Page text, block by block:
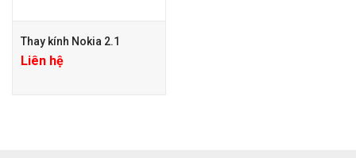
Thay kính Nokia 2.1
Liên hệ